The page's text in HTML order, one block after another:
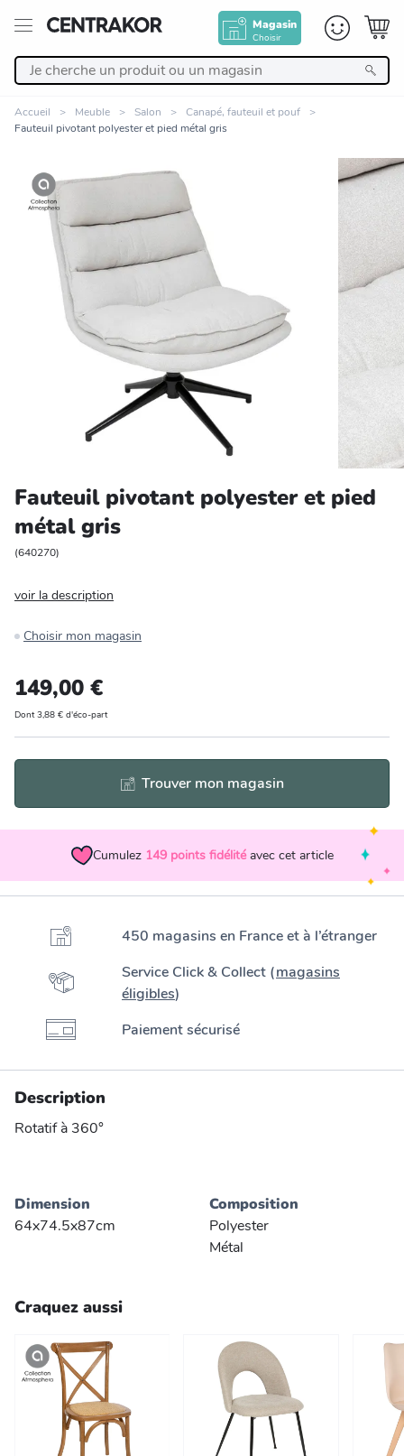
Magasin
Choisir
Décoration
Linge de maison
Meuble
Cuisine et art de la table
Salle de bain et beauté
Entretien et rangement
Animalerie
Accueil Meuble Salon
Canapé, fauteuil et pouf
Fauteuil pivotant polyester et pied métal gris
Zoomer sur l'image
Fauteuil pivotant polyester et pied
métal gris
(640270)
voir la description
Choisir mon magasin
149,00 €
Dont 3,88 € d'éco-part
Trouver mon magasin
Cumulez 149 points fidélité avec cet article
450 magasins en France et à l’étranger
Service Click & Collect (magasins
éligibles)
Paiement sécurisé
Description
Rotatif à 360°
Dimension
64x74.5x87cm
Composition
Polyester
Métal
Craquez aussi